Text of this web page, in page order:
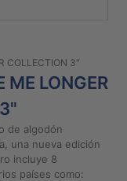
COLLECTION 3"
ME LONGER
de algodón
una nueva edición
incluye 8
países como: